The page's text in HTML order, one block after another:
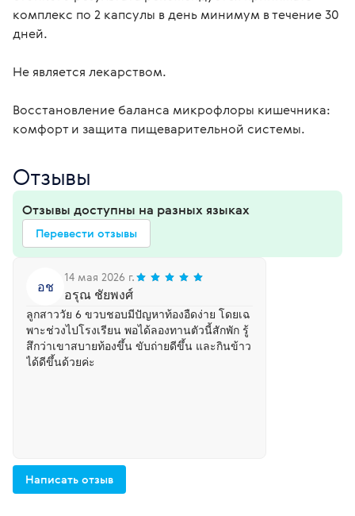
комплекс по 2 капсулы в день минимум в течение 30
дней.
Не является лекарством.
Восстановление баланса микрофлоры кишечника:
комфорт и защита пищеварительной системы.
Отзывы
Отзывы доступны на разных языках
Перевести отзывы
อช
14 мая 2026 г.
อรุณ ชัยพงศ์
ลูกสาววัย 6 ขวบชอบมีปัญหาท้องอืดง่าย โดยเฉ
พาะช่วงไปโรงเรียน พอได้ลองทานตัวนี้สักพัก รู้
สึกว่าเขาสบายท้องขึ้น ขับถ่ายดีขึ้น และกินข้าว
ได้ดีขึ้นด้วยค่ะ
Написать отзыв